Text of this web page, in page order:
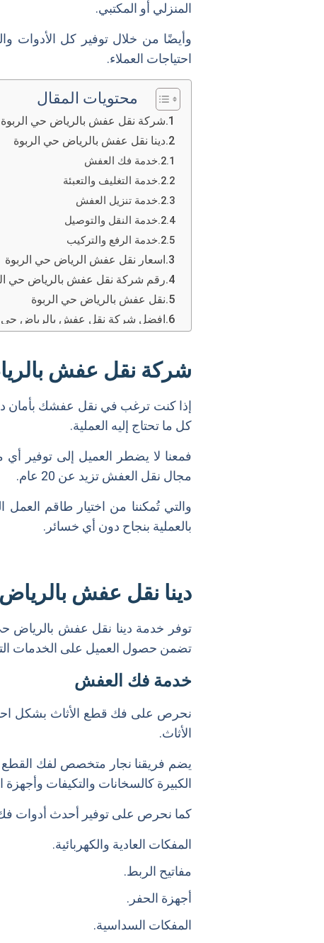
المنزلي أو المكتبي.
وأيضًا من خلال توفير كل الأدوات
احتياجات العملاء.
محتويات المقال
شركة نقل عفش بالرياض حي الربوة
دينا نقل عفش بالرياض حي الربوة
خدمة فك العفش
خدمة التغليف والتعبئة
خدمة تنزيل العفش
خدمة النقل والتوصيل
خدمة الرفع والتركيب
اسعار نقل عفش الرياض حي الربوة
رقم شركة نقل عفش بالرياض حي
نقل عفش بالرياض حي الربوة
افضل شركة نقل عفش بالرياض حي
الأدوات والمعدات
سرعة التنفيذ
الضمان والأمان
خدمة التخزين
شركة نقل عفش
إذا كنت ترغب في نقل عفشك بأمان
كل ما تحتاج إليه العملية.
فمعنا لا يضطر العميل إلى توفير أي
مجال نقل العفش تزيد عن 20 عام.
والتي تُمكننا من اختيار طاقم
بالعملية بنجاح دون أي خسائر.
دينا نقل عفش
توفر خدمة دينا نقل عفش بالرياض
تضمن حصول العميل على الخدمات
خدمة فك العفش
نحرص على فك قطع الأثاث بشكل
الأثاث.
يضم فريقنا نجار متخصص لفك القطع
الكبيرة كالسخانات والتكيفات وأجهزة
كما نحرص على توفير أحدث أدوات
المفكات العادية والكهربائية.
مفاتيح الربط.
أجهزة الحفر.
المفكات السداسية.